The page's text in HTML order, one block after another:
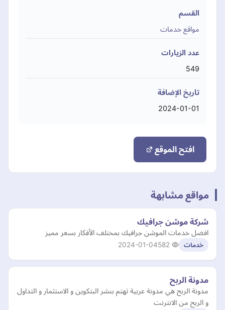
القسم
مواقع خدمات
عدد الزيارات
549
تاريخ الإضافة
2024-01-01
افتح الموقع
مواقع مشابهة
شركة موشن جرافيك
افضل خدمات الموشن جرافيك بمختلف الأفكار بسعر مميز
خدمات 2024-01-04
مدونة الربح
مدونة الربح هي مدونة عربية تهتم بنشر البتكوين و الاستثمار و التداول
و الربح من الانترنت